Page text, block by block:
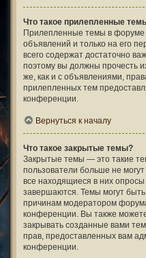
Что такое прилепленные
Прилепленные темы в форуме
объявлений и только на его
всего содержат достаточно
поэтому вы должны прочесть
же, как и с объявлениями,
прилепленных тем
конференции.
Вернуться к началу
Что такое закрытые темы?
Закрытые темы — это такие
пользователи больше не
все находящиеся в них опросы
завершаются. Темы могут
причинам модератором
конференции. Вы также
закрывать созданные вами
прав, предоставленных вам
конференции.